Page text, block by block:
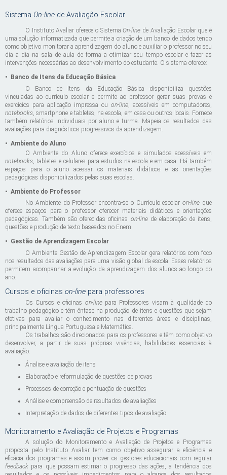
Sistema On-line de Avaliação Escolar
O Instituto Avaliar oferece o SistemaOn-line de Avaliação Escolar que é
uma solução informatizada que permite a criação de um banco de dados tendo
como objetivo monitorar a aprendizagem do aluno e auxiliar o professor no seu
dia a dia na sala de aula de forma a otimizar seu tempo escolar e fazer as
intervenções necessárias ao desenvolvimento do estudante. O sistema oferece:
• Banco de Itens da Educação Básica
O Banco de Itens da Educação Básica disponibiliza questões
vinculadas ao currículo escolar e permite ao professor gerar suas provas e
exercícios para aplicação impressa ou on-line, acessíveis em computadores,
notebooks, smartphone e tabletes, na escola, em casa ou outros locais. Fornece
também relatórios individuais por aluno e turma. Mapeia os resultados das
avaliações para diagnósticos progressivos da aprendizagem.
• Ambiente do Aluno
O Ambiente do Aluno oferece exercícios e simulados acessíveis em
notebooks , tabletes e celulares para estudos na escola e em casa. Há também
espaços para o aluno acessar os materiais didáticos e as orientações
pedagógicas disponibilizados pelas suas escolas.
• Ambiente do Professor
No Ambiente do Professor encontra-se o Currículo escolaron-line que
oferece espaços para o professor oferecer materiais didáticos e orientações
pedagógicas. Também são oferecidas oficinas on-linede elaboração de itens,
questões e produção de texto baseados no Enem.
• Gestão de Aprendizagem Escolar
O Ambiente Gestão de Aprendizagem Escolar gera relatórios com foco
nos resultados das avaliações para uma visão global da escola. Esses relatórios
permitem acompanhar a evolução da aprendizagem dos alunos ao longo do
ano.
Cursos e oficinas on-line para professores
Os Cursos e oficinas on-linepara Professores visam à qualidade do
trabalho pedagógico e têm ênfase na produção de itens e questões que sejam
efetivas para avaliar o conhecimento nas diferentes áreas e disciplinas,
principalmente Língua Portuguesa e Matemática.
Os trabalhos são direcionados para os professores e têm como objetivo
desenvolver, a partir de suas próprias vivências, habilidades essenciais à
avaliação:
Ánalise e avaliação de itens
Elaboração e reformulação de questões de provas
Processos de correção e pontuação de questões
Análise e compreensão de resultados de avaliações
Interpretação de dados de diferentes tipos de avaliação
Monitoramento e Avaliação de Projetos e Programas
A solução do Monitoramento e Avaliação de Projetos e Programas
proposta pelo Instituto Avaliar tem como objetivo assegurar a eficiência e
eficácia dos programas e assim prover os gestores educacionais com regular
feedback para que possam estimar o progresso das ações, a tendência dos